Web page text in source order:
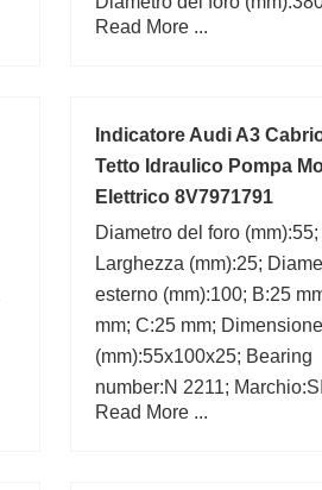
Marchio:ISO; C:75 mm;
Read More ...
Indicatore Audi A3
Tetto Idraulico Pompa
Elettrico 8V7971791
Diametro del foro (mm):55;
Larghezza (mm):25;
esterno (mm):100; B:25
mm; C:25 mm; Dimensione
(mm):55x100x25; Bearing
number:N 2211;
d:55 mm;
Read More ...